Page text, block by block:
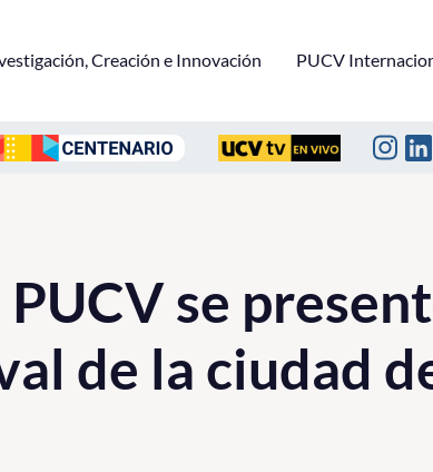
Creación e Innovación PUCV
se
de la ciudad